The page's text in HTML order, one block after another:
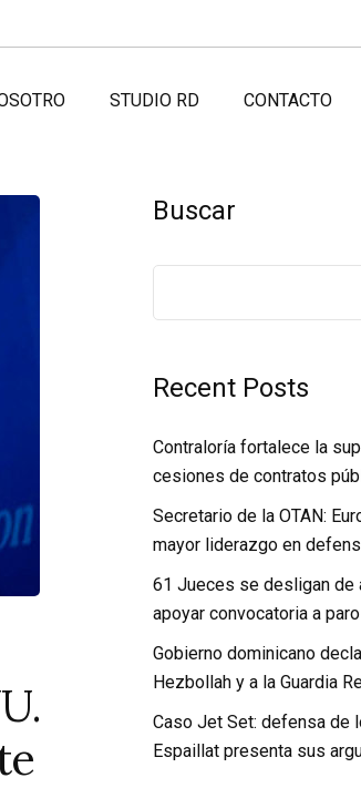
STUDIO RD CONTACTO
Buscar
Recent Posts
Contraloría fortalece la
cesiones de contratos
Secretario de la OTAN:
mayor liderazgo en
61 Jueces se desligan de
apoyar convocatoria a paro
Gobierno dominicano
Hezbollah y a la Guardia
Caso Jet Set: defensa de
Espaillat presenta sus